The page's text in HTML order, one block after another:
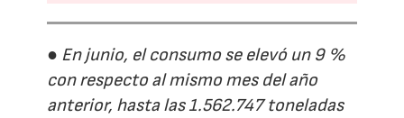
● En junio, el consumo se elevó un 9 %
con respecto al mismo mes del año
anterior, hasta las 1.562.747 toneladas